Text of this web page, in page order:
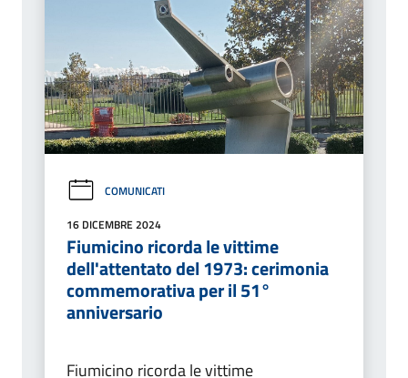
COMUNICATI
16 DICEMBRE 2024
Fiumicino ricorda le vittime
dell'attentato del 1973: cerimonia
commemorativa per il 51°
anniversario
Fiumicino ricorda le vittime